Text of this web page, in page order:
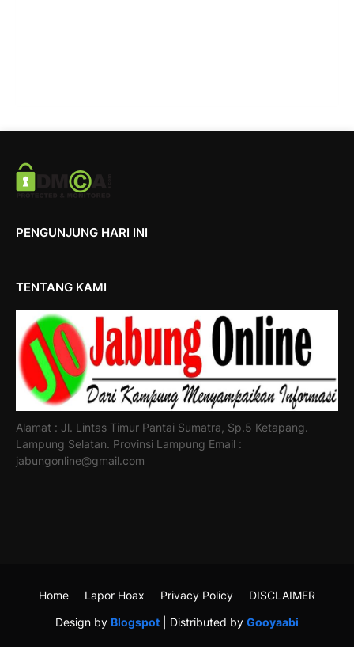
PENGUNJUNG HARI INI
TENTANG KAMI
Alamat : Jl. Lintas Timur Pantai Sumatra, Sp.5 Ketapang.
Lampung Selatan. Provinsi Lampung Email :
jabungonline@gmail.com
Design by Blogspot | Distributed by Gooyaabi
Home Lapor Hoax Privacy Policy DISCLAIMER